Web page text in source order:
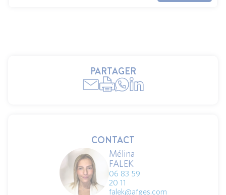
PARTAGER
CONTACT
Mélina
FALEK
06 83 59
20 11
falek@afges.com